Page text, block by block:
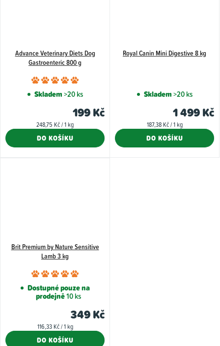
Advance Veterinary Diets Dog
Gastroenteric 800 g
Průměrné
hodnocení
je
5,0
Skladem>20 ks
199 Kč
Měrná
248,75 Kč / 1 kg
DO KOŠÍKU
Royal Canin Mini Digestive 8 kg
Skladem>20 ks
1 499 Kč
Měrná
187,38 Kč / 1 kg
DO KOŠÍKU
Brit Premium by Nature Sensitive
Lamb 3 kg
Průměrné
hodnocení
produktu
je
5,0
z
Dostupné pouze na
prodejně10 ks
349 Kč
Měrná
116,33 Kč / 1 kg
DO KOŠÍKU